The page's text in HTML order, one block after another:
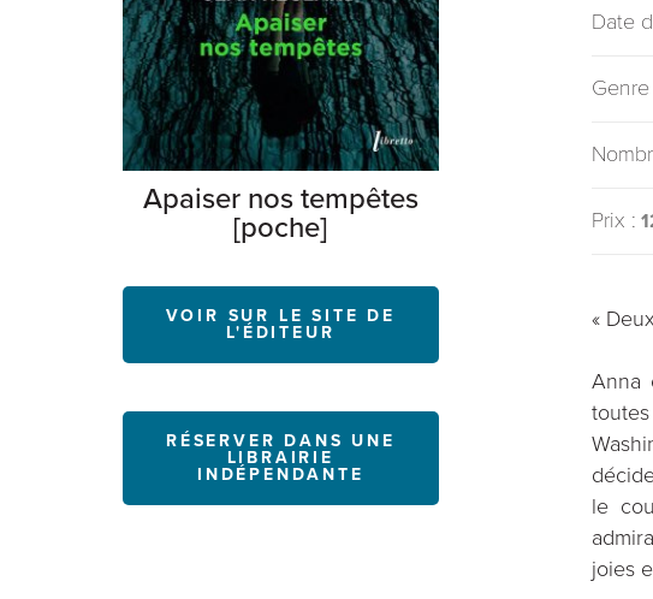
Apaiser nos tempêtes
[poche]
VOIR SUR LE SITE DE
L'ÉDITEUR
RÉSERVER DANS UNE
LIBRAIRIE
INDÉPENDANTE
Date
Genre
Prix :
«
Anna
le
joies